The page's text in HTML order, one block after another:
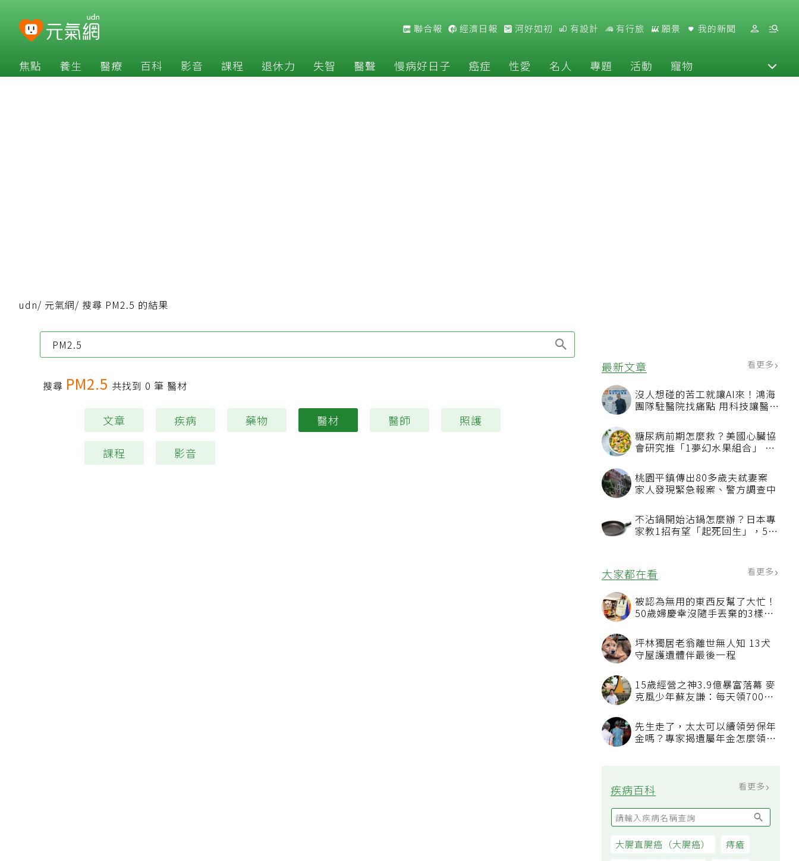
聯合報 經濟日報 河好如初 有設計 有行旅 願景 我的新聞
焦點 養生 醫療 百科 影音 課程 退休力 失智 醫聲 慢病好日子 癌症 性愛 名人 專題 活動 寵物
最新文章 看更多
沒人想碰的苦工就讓AI來！鴻海
團隊駐醫院找痛點 用科技讓醫療
糖尿病前期怎麼救？美國心臟協
會研究推「1夢幻水果組合」 酪
桃園平鎮傳出80多歲夫弒妻案
家人發現緊急報案、警方調查中
不沾鍋開始沾鍋怎麼辦？日本專
家教1招有望「起死回生」，5情
大家都在看 看更多
被認為無用的東西反幫了大忙！
50歲婦慶幸沒隨手丟棄的3樣物
坪林獨居老翁離世無人知 13犬
守屋護遺體伴最後一程
15歲經營之神3.9億暴富落幕 麥
克風少年蘇友謙：每天領700元
先生走了，太太可以續領勞保年
金嗎？專家揭遺屬年金怎麼領，
疾病百科 看更多
大腸直腸癌（大腸癌）
痔瘡
udn/ 元氣網/ 搜尋 PM2.5 的結果
搜尋 PM2.5 共找到 0 筆 醫材
文章 疾病 藥物 醫材 醫師 照護
課程 影音